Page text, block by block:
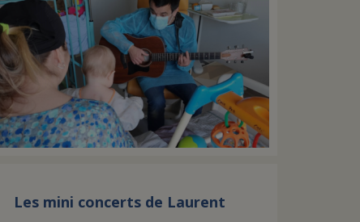
Les mini concerts de Laurent